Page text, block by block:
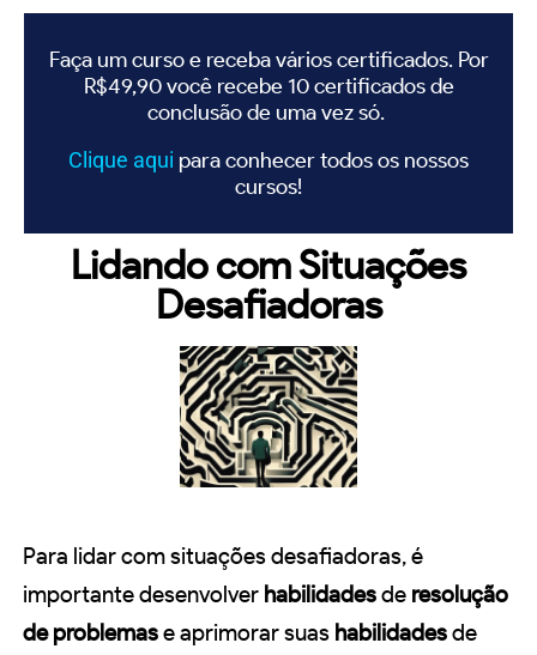
Faça um curso e receba vários certificados. Por
R$49,90 você recebe 10 certificados de
conclusão de uma vez só.
Clique aqui para conhecer todos os nossos
cursos!
Lidando com Situações
Desafiadoras
Para lidar com situações desafiadoras, é
importante desenvolver habilidadesde resolução
de problemase aprimorar suas habilidadesde